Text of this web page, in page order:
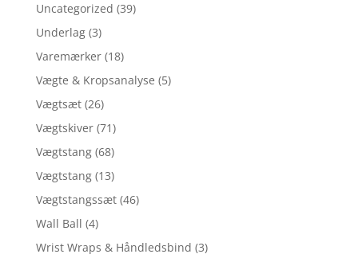
Uncategorized (39)
Underlag (3)
Varemærker (18)
Vægte & Kropsanalyse (5)
Vægtsæt (26)
Vægtskiver (71)
Vægtstang (68)
Vægtstang (13)
Vægtstangssæt (46)
Wall Ball (4)
Wrist Wraps & Håndledsbind (3)